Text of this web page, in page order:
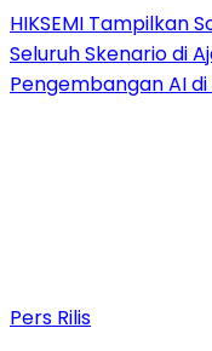
HIKSEMI Tampilkan
Seluruh Skenario di
Pengembangan AI
Pers Rilis